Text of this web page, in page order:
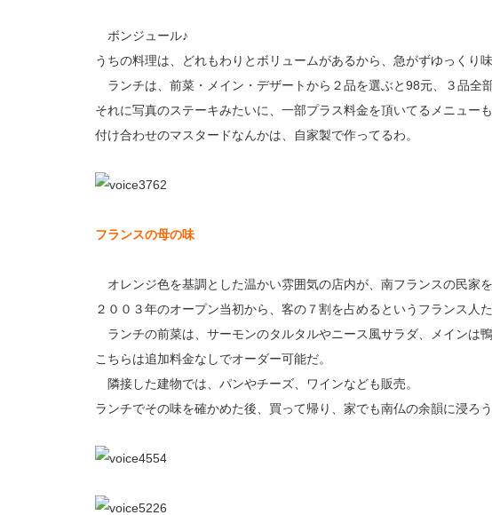
ボンジュール♪
うちの料理は、どれもわりとボリュームがあるから、急がずゆっくり味
ランチは、前菜・メイン・デザートから２品を選ぶと98元、３品全
それに写真のステーキみたいに、一部プラス料金を頂いてるメニューも
付け合わせのマスタードなんかは、自家製で作ってるわ。
フランスの母の味
オレンジ色を基調とした温かい雰囲気の店内が、南フランスの民家
２００３年のオープン当初から、客の７割を占めるというフランス人
ランチの前菜は、サーモンのタルタルやニース風サラダ、メインは
こちらは追加料金なしでオーダー可能だ。
隣接した建物では、パンやチーズ、ワインなども販売。
ランチでその味を確かめた後、買って帰り、家でも南仏の余韻に浸ろう